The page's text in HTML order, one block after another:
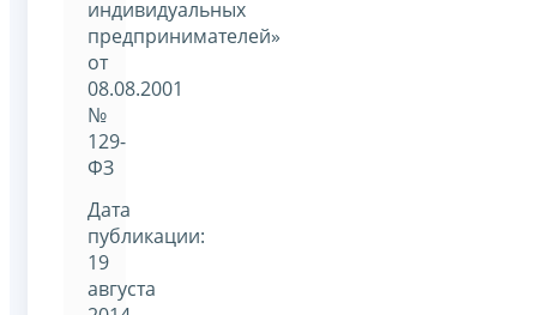
индивидуальных
предпринимателей»
от
08.08.2001
№
129-
ФЗ
Дата
публикации:
19
августа